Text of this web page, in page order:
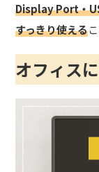
Display Port・
すっきり使える
オフィスに